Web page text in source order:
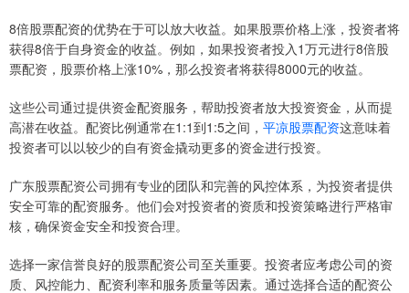
8倍股票配资的优势在于可以放大收益。如果股票价格上涨，投资者将
获得8倍于自身资金的收益。例如，如果投资者投入1万元进行8倍股
票配资，股票价格上涨10%，那么投资者将获得8000元的收益。
这些公司通过提供资金配资服务，帮助投资者放大投资资金，从而提
高潜在收益。配资比例通常在1:1到1:5之间， 平凉股票配资这意味着
投资者可以以较少的自有资金撬动更多的资金进行投资。
广东股票配资公司拥有专业的团队和完善的风控体系，为投资者提供
安全可靠的配资服务。他们会对投资者的资质和投资策略进行严格审
核，确保资金安全和投资合理。
选择一家信誉良好的股票配资公司至关重要。投资者应考虑公司的资
质、风控能力、配资利率和服务质量等因素。通过选择合适的配资公